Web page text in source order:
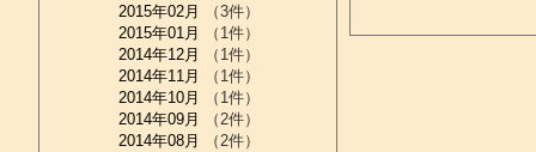
2015年02月
（3件）
2015年01月
（1件）
2014年12月
（1件）
2014年11月
（1件）
2014年10月
（1件）
2014年09月
（2件）
2014年08月
（2件）